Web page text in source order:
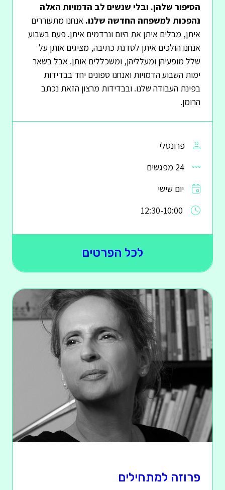
הסיפור שלהן. ובלי שנשים לב הדמויות האלה
נהפכות למשפחה החדשה שלנו. אנחנו מתעוררים
איתן, מבלים איתן את היום ונרדמים איתן. פעם בשבוע
אנחנו הולכים איתן לסדנת כתיבה, מציגים אותן על
שלל מופעיהן ומעלליהן, ומשכללים אותן. אבל בשאר
ימות השבוע הדמויות ואנחנו ספונים יחד בבדידות
בפינת העבודה שלנו. ובבדידות מרצון הזאת נכתב
הרומן.
פרונטלי
24 מפגשים
יום שישי
12:30-10:00
לכל הפרטים
פרוזה למתחילים